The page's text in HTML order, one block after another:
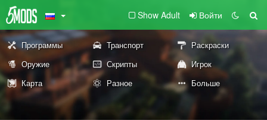
Show Adult Войти
Программы Транспорт
Раскраски
Оружие
Скрипты
Игрок
Карта
Разное Больше